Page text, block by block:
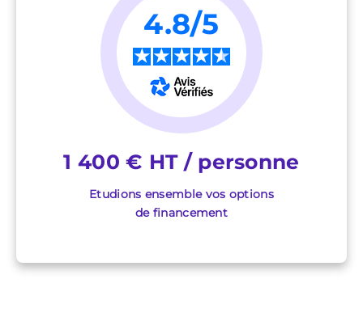
4.8/5
★★★★★
1 400 € HT / personne
Etudions ensemble vos options
de financement